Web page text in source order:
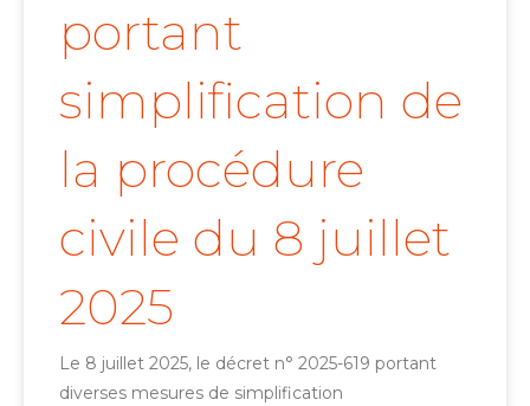
portant
simplification de
la procédure
civile du 8 juillet
2025
Le 8 juillet 2025, le décret n° 2025-619 portant
diverses mesures de simplification